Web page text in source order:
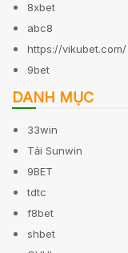
8xbet
abc8
https://vikubet.com/
9bet
DANH MỤC
33win
Tải Sunwin
9BET
tdtc
f8bet
shbet